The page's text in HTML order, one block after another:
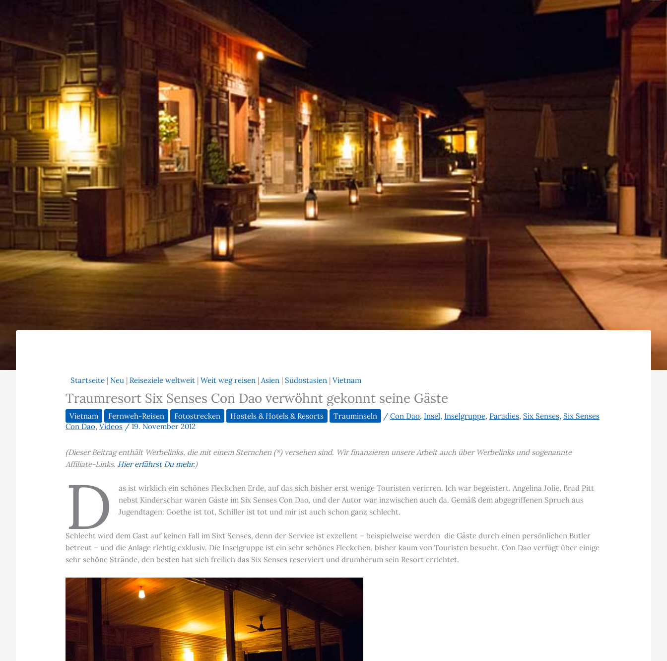
Startseite | Neu | Reiseziele weltweit |Weit weg reisen |Asien |Südostasien |Vietnam
Traumresort Six Senses Con Dao verwöhnt gekonnt seine Gäste
Vietnam Fernweh-Reisen Fotostrecken Hostels & Hotels & Resorts Trauminseln /Con Dao, Insel, Inselgruppe, Paradies,Six Senses,Six Senses
Con Dao,Videos /19. November 2012
(Dieser Beitrag enthält Werbelinks, die mit einem Sternchen (*) versehen sind. Wir finanzieren unsere Arbeit auch über Werbelinks und sogenannte
Affiliate-Links. Hier erfährst Du mehr.)
D
as ist wirklich ein schönes Fleckchen Erde, auf das sich bisher erst wenige Touristen verirren. Ich war begeistert. Angelina Jolie, Brad Pitt
nebst Kinderschar waren Gäste im Six Senses Con Dao, und der Autor war inzwischen auch da. Gemäß dem abgegriffenen Spruch aus
Jugendtagen: Goethe ist tot, Schiller ist tot und mir ist auch schon ganz schlecht.
Schlecht wird dem Gast auf keinen Fall im Sixt Senses, denn der Service ist exzellent – beispielweise werden die Gäste durch einen persönlichen Butler
betreut – und die Anlage richtig exklusiv. Die Inselgruppe ist ein sehr schönes Fleckchen, bisher kaum von Touristen besucht. Con Dao verfügt über einige
sehr schöne Strände, den besten hat sich freilich das Six Senses reserviert und drumherum sein Resort errichtet.